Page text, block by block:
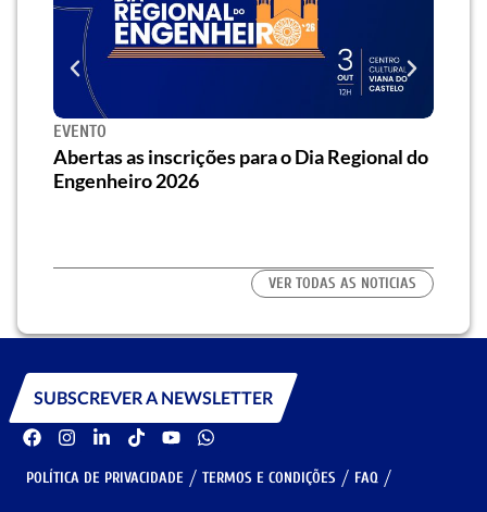
EVENTO
Abertas as inscrições para o Dia Regional do
Engenheiro 2026
VER TODAS AS NOTICIAS
SUBSCREVER A NEWSLETTER
POLÍTICA DE PRIVACIDADE TERMOS E CONDIÇÕES FAQ